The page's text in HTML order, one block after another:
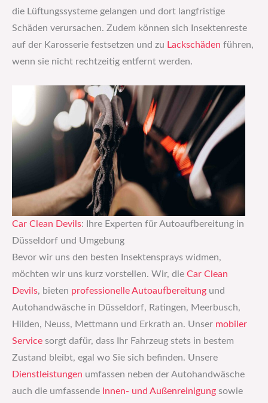
die Lüftungssysteme gelangen und dort langfristige
Schäden verursachen. Zudem können sich Insektenreste
auf der Karosserie festsetzen und zu Lackschäden führen,
wenn sie nicht rechtzeitig entfernt werden.
Car Clean Devils: Ihre Experten für Autoaufbereitung in
Düsseldorf und Umgebung
Bevor wir uns den besten Insektensprays widmen,
möchten wir uns kurz vorstellen. Wir, die Car Clean
Devils, bieten professionelle Autoaufbereitung und
Autohandwäsche in Düsseldorf, Ratingen, Meerbusch,
Hilden, Neuss, Mettmann und Erkrath an. Unser mobiler
Service sorgt dafür, dass Ihr Fahrzeug stets in bestem
Zustand bleibt, egal wo Sie sich befinden. Unsere
Dienstleistungen umfassen neben der Autohandwäsche
auch die umfassende Innen- und Außenreinigung sowie